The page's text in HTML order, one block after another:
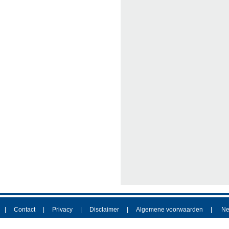
Contact Privacy Disclaimer Algemene voorwaarden